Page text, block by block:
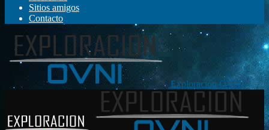
Sitios amigos
Contacto
Exploración OVNI